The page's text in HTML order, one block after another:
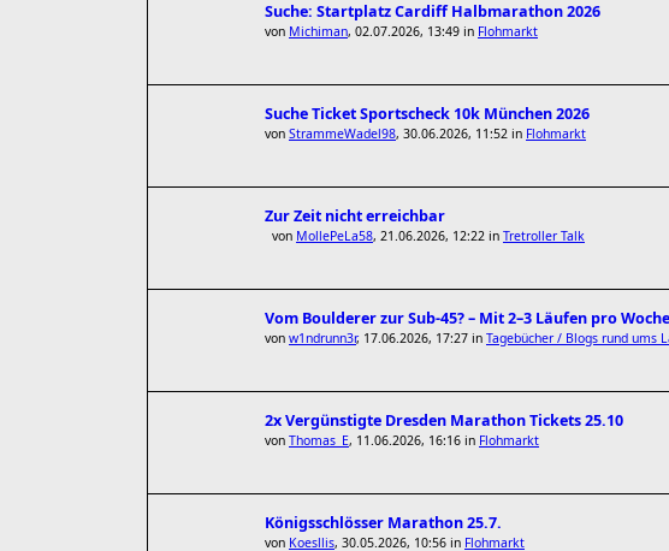
Suche: Startplatz Cardiff Halbmarathon 2026
von Michiman, 02.07.2026, 13:49 in Flohmarkt
Suche Ticket Sportscheck 10k München 2026
von StrammeWadel98, 30.06.2026, 11:52 in Flohmarkt
Zur Zeit nicht erreichbar
von MollePeLa58, 21.06.2026, 12:22 in Tretroller Talk
Vom Boulderer zur Sub-45? – Mit 2–3 Läufen pro
von w1ndrunn3r, 17.06.2026, 17:27 in Tagebücher / Blogs rund ums
2x Vergünstigte Dresden Marathon Tickets 25.10
von Thomas_E, 11.06.2026, 16:16 in Flohmarkt
Königsschlösser Marathon 25.7.
von Koesllis, 30.05.2026, 10:56 in Flohmarkt